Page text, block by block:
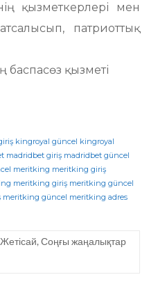
қызметкерлері мен
патриоттық
баспасөз қызметі
kingroyal güncel kingroyal
madridbet giriş madridbet güncel
meritking meritking giriş
meritking giriş meritking güncel
meritking güncel meritking adres
Жетісай,Соңғы жаңалықтар